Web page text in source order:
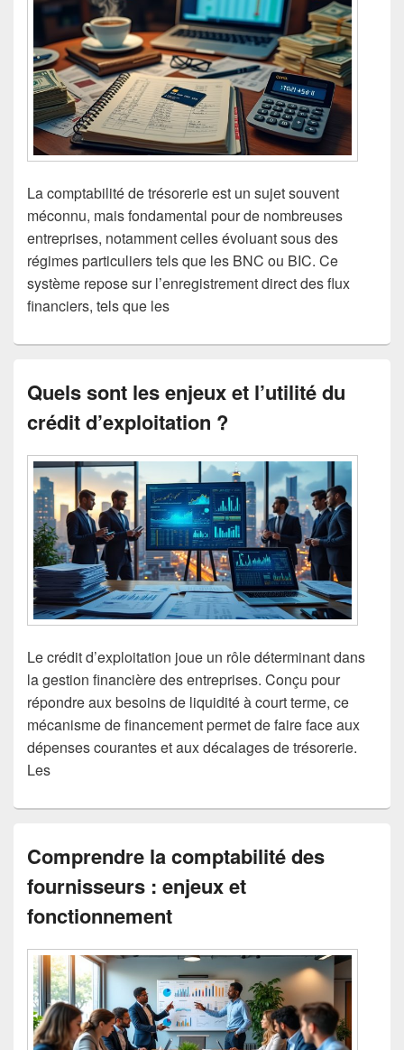
La comptabilité de trésorerie est un sujet souvent
méconnu, mais fondamental pour de nombreuses
entreprises, notamment celles évoluant sous des
régimes particuliers tels que les BNC ou BIC. Ce
système repose sur l’enregistrement direct des flux
financiers, tels que les
Quels sont les enjeux et l’utilité du
crédit d’exploitation ?
Le crédit d’exploitation joue un rôle déterminant dans
la gestion financière des entreprises. Conçu pour
répondre aux besoins de liquidité à court terme, ce
mécanisme de financement permet de faire face aux
dépenses courantes et aux décalages de trésorerie.
Les
Comprendre la comptabilité des
fournisseurs : enjeux et
fonctionnement